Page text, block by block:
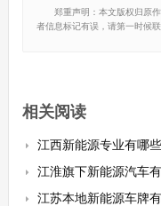
郑重声明：本文版权归原
者信息标记有误，请第一时候
相关阅读
江西新能源专业有哪
江淮旗下新能源汽车
江苏本地新能源车牌